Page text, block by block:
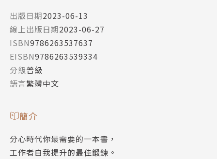
出版日期2023-06-13
線上出版日期2023-06-27
ISBN9786263537637
EISBN9786263539334
分級普級
語言繁體中文
簡介
分心時代你最需要的一本書，
工作者自我提升的最佳鍛鍊。